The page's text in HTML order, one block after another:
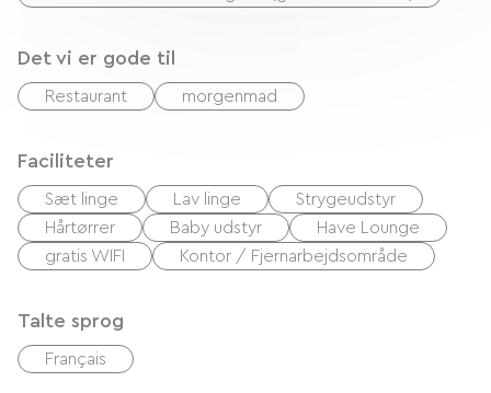
Det vi er gode til
Restaurant morgenmad
Faciliteter
Sæt linge Lav linge
Strygeudstyr
Hårtørrer
Baby udstyr
Have Lounge
gratis WIFI
Kontor / Fjernarbejdsområde
Talte sprog
Français